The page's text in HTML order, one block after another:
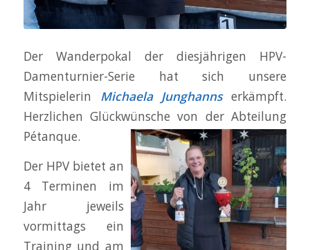
Der Wanderpokal der diesjährigen HPV-
Damenturnier-Serie hat sich unsere
Mitspielerin Michaela Junghannserkämpft.
Herzlichen Glückwünsche von der Abteilung
Pétanque.
Der HPV bietet an
4 Terminen im
Jahr jeweils
vormittags ein
Training und am